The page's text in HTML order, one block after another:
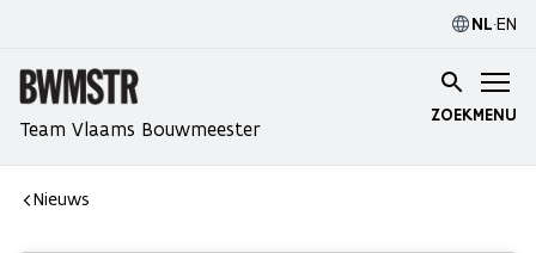
NL·EN
Team Vlaams Bouwmeester
ZOEKMENU
Nieuws